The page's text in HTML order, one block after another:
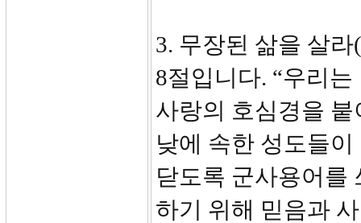
3. 무장된 삶을 살라
8절입니다. “우리
사랑의 호심경을
낮에 속한 성도들
닫도록 군사용어를
하기 위해 믿음과